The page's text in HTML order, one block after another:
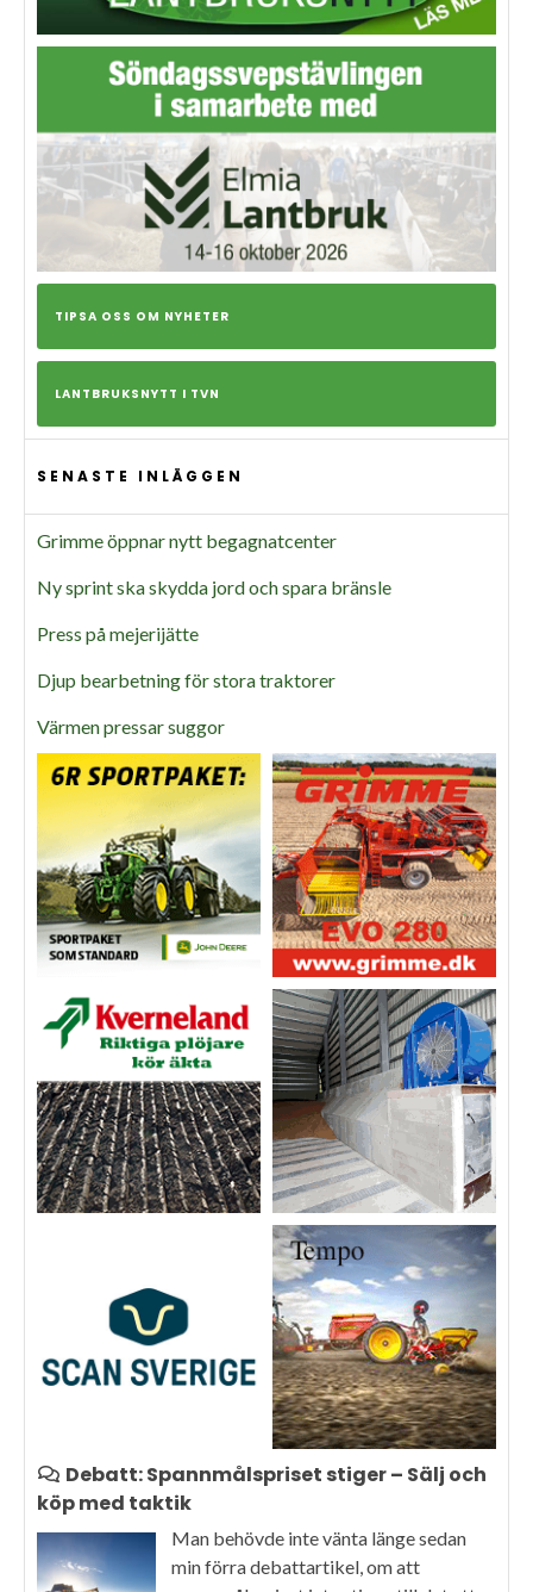
TIPSA OSS OM NYHETER
LANTBRUKSNYTT I TVN
SENASTE INLÄGGEN
Grimme öppnar nytt begagnatcenter
Ny sprint ska skydda jord och spara bränsle
Press på mejerijätte
Djup bearbetning för stora traktorer
Värmen pressar suggor
Debatt: Spannmålspriset stiger – Sälj och
köp med taktik
Man behövde inte vänta länge sedan
min förra debattartikel, om att